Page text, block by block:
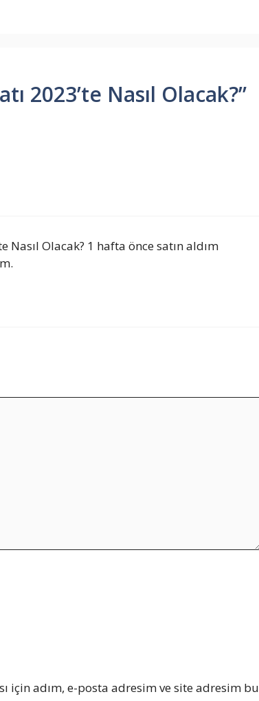
2023’te Nasıl Olacak?”
Nasıl Olacak? 1 hafta önce satın aldım
için adım, e-posta adresim ve site adresim bu